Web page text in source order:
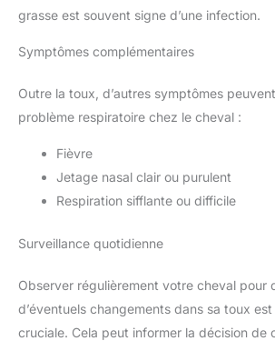
grasse est souvent signe d’une infection.
Symptômes complémentaires
Outre la toux, d’autres symptômes
problème respiratoire chez le cheval :
Fièvre
Jetage nasal clair ou purulent
Respiration sifflante ou difficile
Surveillance quotidienne
Observer régulièrement votre cheval pour
d’éventuels changements dans sa toux
cruciale. Cela peut informer la décision de